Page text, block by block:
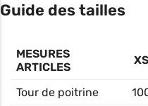
Guide des tailles
MESURES
ARTICLES
XS
Tour de poitrine